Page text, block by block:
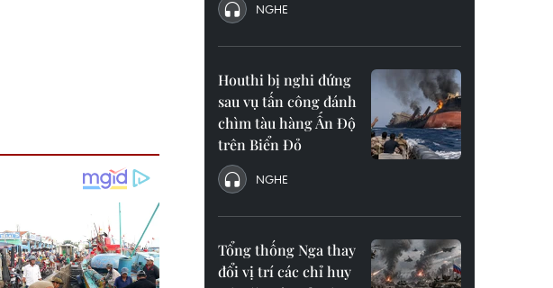
NGHE
Houthi bị nghi đứng
sau vụ tấn công đánh
chìm tàu hàng Ấn Độ
trên Biển Đỏ
NGHE
Tổng thống Nga thay
đổi vị trí các chỉ huy